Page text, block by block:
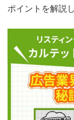
ポイントを解説